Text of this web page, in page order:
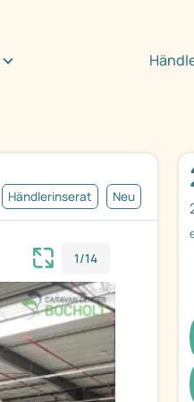
Händlerinserat Neu
1/14